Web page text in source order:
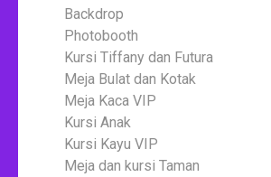
Backdrop
Photobooth
Kursi Tiffany dan Futura
Meja Bulat dan Kotak
Meja Kaca VIP
Kursi Anak
Kursi Kayu VIP
Meja dan kursi Taman